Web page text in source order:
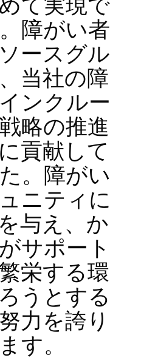
て実現で
障がい者
ースグル
当社の障
ンクルー
略の推進
貢献して
。障がい
ニティに
与え、か
サポート
栄する環
うとする
力を誇り
す。